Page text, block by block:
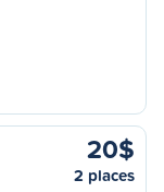
20$
2 places